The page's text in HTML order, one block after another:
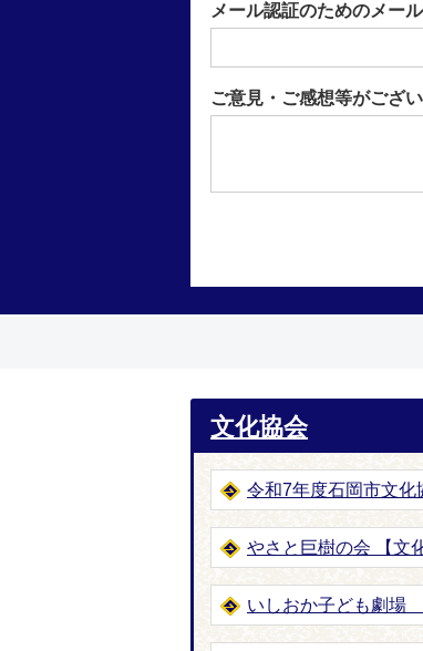
メール認証のためのメー
ご意見・ご感想等がござ
文化協会
令和7年度石岡市文化
やさと巨樹の会 【文
いしおか子ども劇場